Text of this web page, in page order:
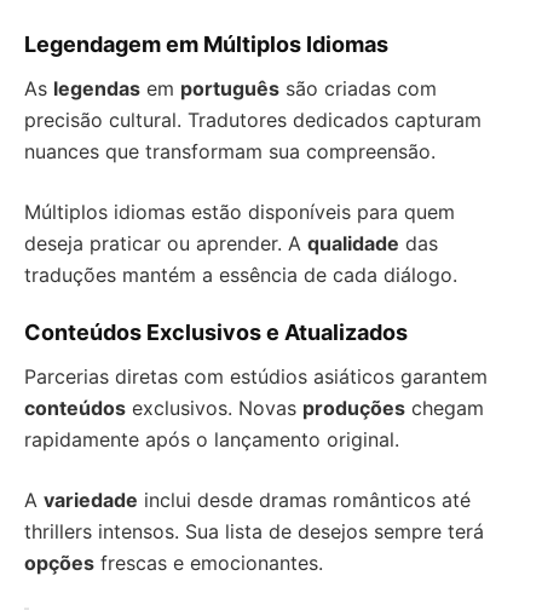
Legendagem em Múltiplos Idiomas
As legendas em português são criadas com
precisão cultural. Tradutores dedicados capturam
nuances que transformam sua compreensão.
Múltiplos idiomas estão disponíveis para quem
deseja praticar ou aprender. A qualidade das
traduções mantém a essência de cada diálogo.
Conteúdos Exclusivos e Atualizados
Parcerias diretas com estúdios asiáticos garantem
conteúdos exclusivos. Novas produções chegam
rapidamente após o lançamento original.
A variedade inclui desde dramas românticos até
thrillers intensos. Sua lista de desejos sempre terá
opções frescas e emocionantes.